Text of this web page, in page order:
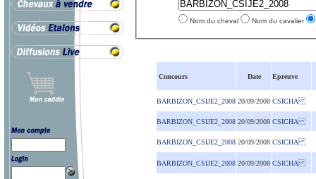
Nom du cheval Nom du cavalier
Concours Date Epreuve
BARBIZON_CSIJE2_2008 20/09/2008 CSICHA
BARBIZON_CSIJE2_2008 20/09/2008 CSICHA
BARBIZON_CSIJE2_2008 20/09/2008 CSICHA
BARBIZON_CSIJE2_2008 20/09/2008 CSICHA